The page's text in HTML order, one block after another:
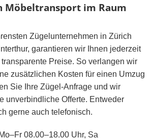
Möbeltransport im Raum
Zügelunternehmen in Zürich
garantieren wir Ihnen jederzeit
Preise. So verlangen wir
zusätzlichen Kosten für einen Umzug
Sie Ihre Zügel-Anfrage und wir
unverbindliche Offerte. Entweder
gerne auch telefonisch.
08.00–18.00 Uhr, Sa